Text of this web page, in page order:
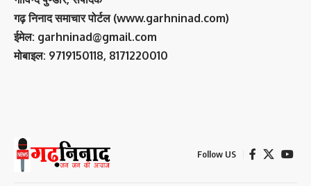
गढ़ निनाद समाचार पोर्टल (www.garhninad.com)
ईमेल: garhninad@gmail.com
मोबाइल: 9719150118, 8171220010
Follow US